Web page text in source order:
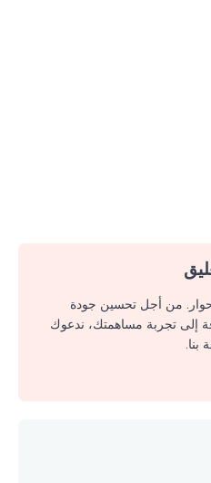
من أجل تحسين جودة
إلى تجربة مساهمتك، ندعوك
بنا.